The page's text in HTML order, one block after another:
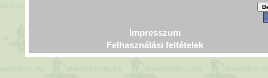
Impresszum
Felhasználási feltételek